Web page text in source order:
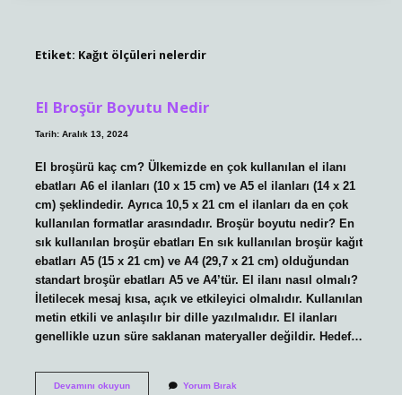
Etiket: Kağıt ölçüleri nelerdir
El Broşür Boyutu Nedir
Tarih: Aralık 13, 2024
El broşürü kaç cm? Ülkemizde en çok kullanılan el ilanı
ebatları A6 el ilanları (10 x 15 cm) ve A5 el ilanları (14 x 21
cm) şeklindedir. Ayrıca 10,5 x 21 cm el ilanları da en çok
kullanılan formatlar arasındadır. Broşür boyutu nedir? En
sık kullanılan broşür ebatları En sık kullanılan broşür kağıt
ebatları A5 (15 x 21 cm) ve A4 (29,7 x 21 cm) olduğundan
standart broşür ebatları A5 ve A4’tür. El ilanı nasıl olmalı?
İletilecek mesaj kısa, açık ve etkileyici olmalıdır. Kullanılan
metin etkili ve anlaşılır bir dille yazılmalıdır. El ilanları
genellikle uzun süre saklanan materyaller değildir. Hedef…
Devamını okuyunEl
Yorum Bırak